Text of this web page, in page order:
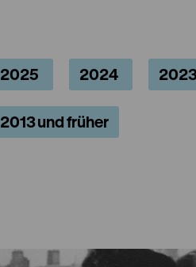
2025 2024
2013 und früher